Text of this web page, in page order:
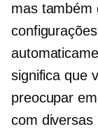
mas também
significa que
preocupar
com diversas